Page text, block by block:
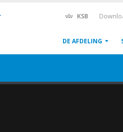
KSB
DE AFDELING